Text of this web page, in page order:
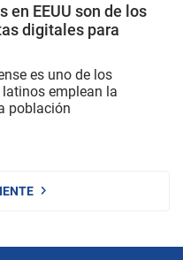
en EEUU son de los
digitales para
es uno de los
emplean la
población